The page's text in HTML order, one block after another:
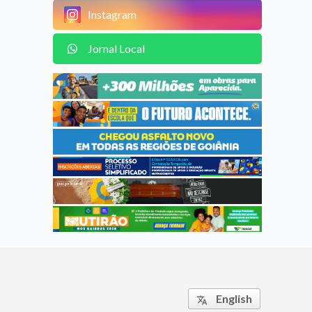
Instagram
Jornal Local
 English